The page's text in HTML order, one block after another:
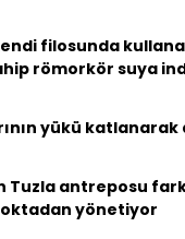
filosunda
römorkör suya
yükü katlanarak
Tuzla antreposu
yönetiyor